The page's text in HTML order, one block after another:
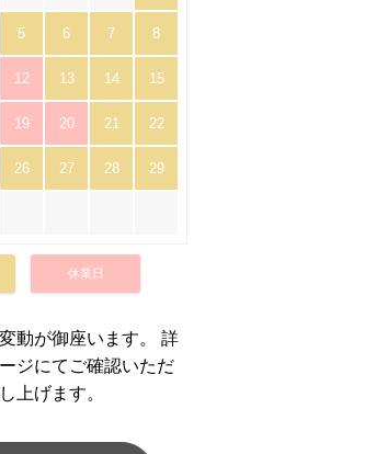
5 6 7 8
12 13 14 15
19 20 21 22
26 27 28 29
休業日
動が御座います。 詳
ジにてご確認いただ
上げます。